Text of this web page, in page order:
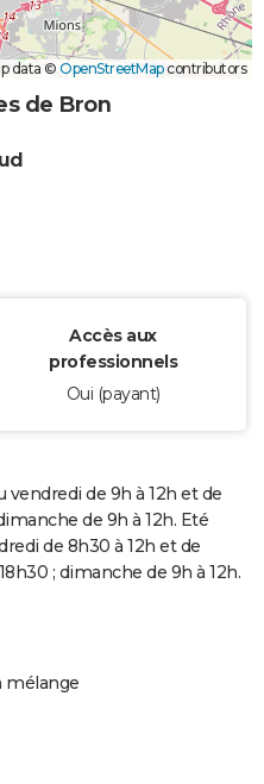
data ©OpenStreetMapcontributors
de Bron
Accès aux
professionnels
Oui (payant)
vendredi de 9h à 12h et de
de 9h à 12h. Eté
de 8h30 à 12h et de
; dimanche de 9h à 12h.
mélange